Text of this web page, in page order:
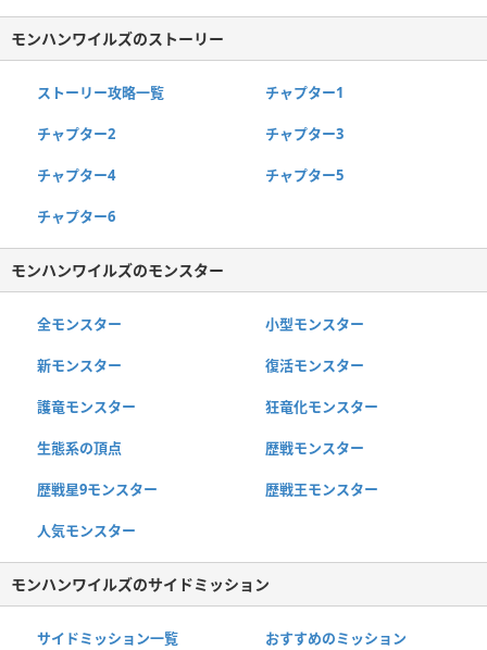
モンハンワイルズのストーリー
ストーリー攻略一覧 チャプター1
チャプター2 チャプター3
チャプター4 チャプター5
チャプター6
モンハンワイルズのモンスター
全モンスター 小型モンスター
新モンスター 復活モンスター
護竜モンスター 狂竜化モンスター
生態系の頂点 歴戦モンスター
歴戦星9モンスター 歴戦王モンスター
人気モンスター
モンハンワイルズのサイドミッション
サイドミッション一覧 おすすめのミッション